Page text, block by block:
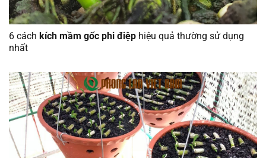
6 cách kích mầm gốc phi điệp hiệu quả thường sử dụng
nhất